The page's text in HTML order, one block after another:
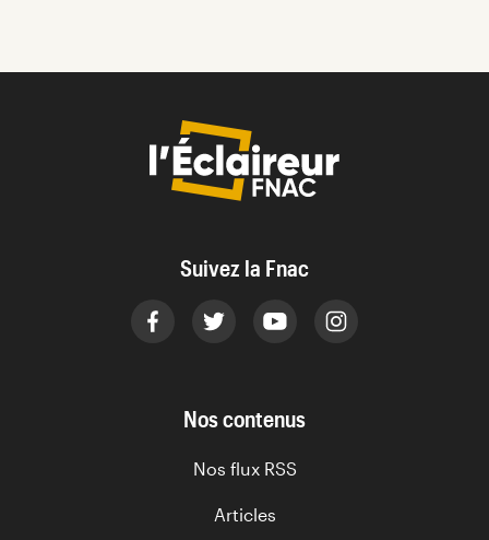
Suivez la Fnac
Nos contenus
Nos flux RSS
Articles